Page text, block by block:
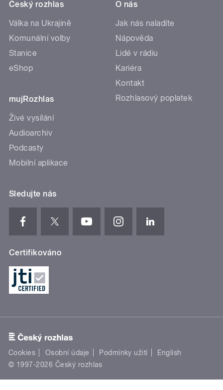
Český rozhlas
Válka na Ukrajině
Komunální volby
Stanice
eShop
mujRozhlas
Živé vysílání
Audioarchiv
Podcasty
Mobilní aplikace
O nás
Jak nás naladíte
Nápověda
Lidé v rádiu
Kariéra
Kontakt
Rozhlasový poplatek
Sledujte nás
Certifikováno
Cookies Osobní údaje Podmínky užití
English
© 1997-2026 Český rozhlas